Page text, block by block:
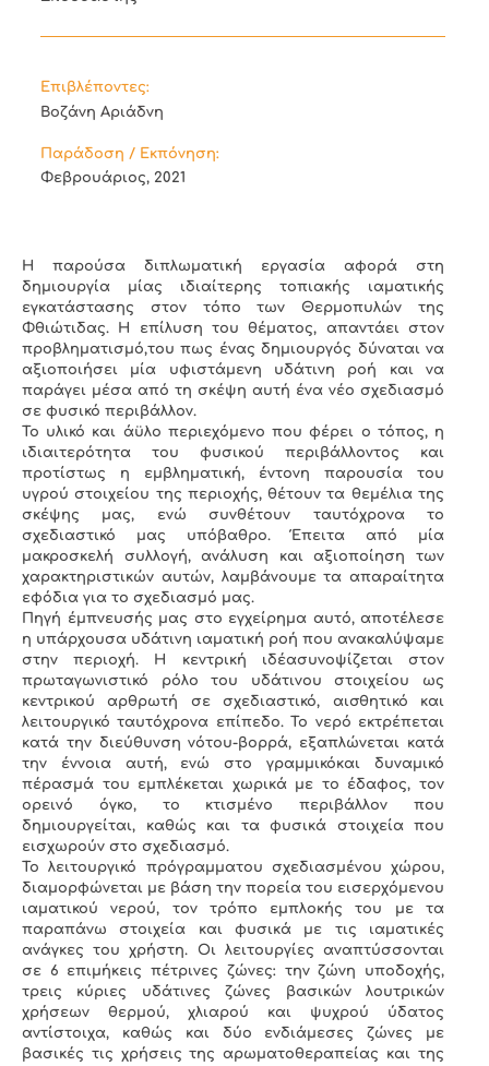
Επιβλέποντες:
Βοζάνη Αριάδνη
Παράδοση / Εκπόνηση:
Φεβρουάριος, 2021
Η παρούσα διπλωματική εργασία αφορά στη
δημιουργία μίας ιδιαίτερης τοπιακής ιαματικής
εγκατάστασης στον τόπο των Θερμοπυλών της
Φθιώτιδας. Η επίλυση του θέματος, απαντάει στον
προβληματισμό,του πως ένας δημιουργός δύναται να
αξιοποιήσει μία υφιστάμενη υδάτινη ροή και να
παράγει μέσα από τη σκέψη αυτή ένα νέο σχεδιασμό
σε φυσικό περιβάλλον.
Το υλικό και άϋλο περιεχόμενο που φέρει ο τόπος, η
ιδιαιτερότητα του φυσικού περιβάλλοντος και
προτίστως η εμβληματική, έντονη παρουσία του
υγρού στοιχείου της περιοχής, θέτουν τα θεμέλια της
σκέψης μας, ενώ συνθέτουν ταυτόχρονα το
σχεδιαστικό μας υπόβαθρο. Έπειτα από μία
μακροσκελή συλλογή, ανάλυση και αξιοποίηση των
χαρακτηριστικών αυτών, λαμβάνουμε τα απαραίτητα
εφόδια για το σχεδιασμό μας.
Πηγή έμπνευσής μας στο εγχείρημα αυτό, αποτέλεσε
η υπάρχουσα υδάτινη ιαματική ροή που ανακαλύψαμε
στην περιοχή. Η κεντρική ιδέασυνοψίζεται στον
πρωταγωνιστικό ρόλο του υδάτινου στοιχείου ως
κεντρικού αρθρωτή σε σχεδιαστικό, αισθητικό και
λειτουργικό ταυτόχρονα επίπεδο. Το νερό εκτρέπεται
κατά την διεύθυνση νότου-βορρά, εξαπλώνεται κατά
την έννοια αυτή, ενώ στο γραμμικόκαι δυναμικό
πέρασμά του εμπλέκεται χωρικά με το έδαφος, τον
ορεινό όγκο, το κτισμένο περιβάλλον που
δημιουργείται, καθώς και τα φυσικά στοιχεία που
εισχωρούν στο σχεδιασμό.
Το λειτουργικό πρόγραμματου σχεδιασμένου χώρου,
διαμορφώνεται με βάση την πορεία του εισερχόμενου
ιαματικού νερού, τον τρόπο εμπλοκής του με τα
παραπάνω στοιχεία και φυσικά με τις ιαματικές
ανάγκες του χρήστη. Οι λειτουργίες αναπτύσσονται
σε 6 επιμήκεις πέτρινες ζώνες: την ζώνη υποδοχής,
τρεις κύριες υδάτινες ζώνες βασικών λουτρικών
χρήσεων θερμού, χλιαρού και ψυχρού ύδατος
αντίστοιχα, καθώς και δύο ενδιάμεσες ζώνες με
βασικές τις χρήσεις της αρωματοθεραπείας και της